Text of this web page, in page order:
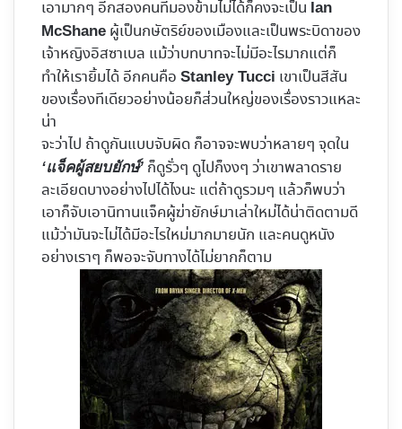
เอามากๆ อีกสองคนที่มองข้ามไม่ได้ก็คงจะเป็น Ian
McShane ผู้เป็นกษัตริย์ของเมืองและเป็นพระบิดาของ
เจ้าหญิงอิสซาเบล แม้ว่าบทบาทจะไม่มีอะไรมากแต่ก็
ทำให้เรายิ้มได้ อีกคนคือ Stanley Tucci เขาเป็นสีสัน
ของเรื่องทีเดียวอย่างน้อยก็ส่วนใหญ่ของเรื่องราวแหละ
น่า
จะว่าไป ถ้าดูกันแบบจับผิด ก็อาจจะพบว่าหลายๆ จุดใน
‘แจ็คผู้สยบยักษ์’ ก็ดูรั่วๆ ดูไปก็งงๆ ว่าเขาพลาดราย
ละเอียดบางอย่างไปได้ไงนะ แต่ถ้าดูรวมๆ แล้วก็พบว่า
เอาก็จับเอานิทานแจ็คผู้ฆ่ายักษ์มาเล่าใหม่ได้น่าติดตามดี
แม้ว่ามันจะไม่ได้มีอะไรใหม่มากมายนัก และคนดูหนัง
อย่างเราๆ ก็พอจะจับทางได้ไม่ยากก็ตาม